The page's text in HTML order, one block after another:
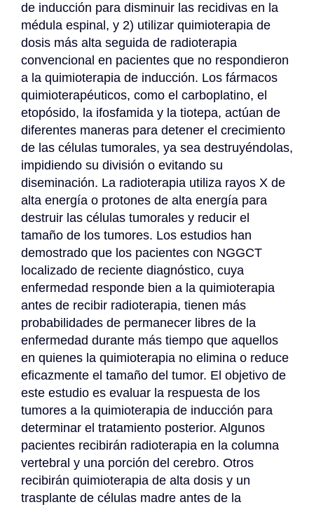
de inducción para disminuir las recidivas en la
médula espinal, y 2) utilizar quimioterapia de
dosis más alta seguida de radioterapia
convencional en pacientes que no respondieron
a la quimioterapia de inducción. Los fármacos
quimioterapéuticos, como el carboplatino, el
etopósido, la ifosfamida y la tiotepa, actúan de
diferentes maneras para detener el crecimiento
de las células tumorales, ya sea destruyéndolas,
impidiendo su división o evitando su
diseminación. La radioterapia utiliza rayos X de
alta energía o protones de alta energía para
destruir las células tumorales y reducir el
tamaño de los tumores. Los estudios han
demostrado que los pacientes con NGGCT
localizado de reciente diagnóstico, cuya
enfermedad responde bien a la quimioterapia
antes de recibir radioterapia, tienen más
probabilidades de permanecer libres de la
enfermedad durante más tiempo que aquellos
en quienes la quimioterapia no elimina o reduce
eficazmente el tamaño del tumor. El objetivo de
este estudio es evaluar la respuesta de los
tumores a la quimioterapia de inducción para
determinar el tratamiento posterior. Algunos
pacientes recibirán radioterapia en la columna
vertebral y una porción del cerebro. Otros
recibirán quimioterapia de alta dosis y un
trasplante de células madre antes de la